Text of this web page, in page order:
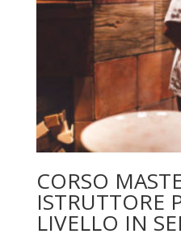
CORSO
ISTRUTTORE
LIVELLO IN